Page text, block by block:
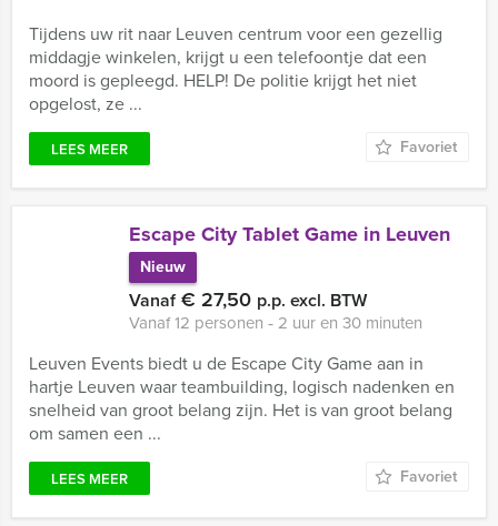
Tijdens uw rit naar Leuven centrum voor een gezellig
middagje winkelen, krijgt u een telefoontje dat een
moord is gepleegd. HELP! De politie krijgt het niet
opgelost, ze ...
LEES MEER Favoriet
Escape City Tablet Game in Leuven
Nieuw
Vanaf€ 27,50 p.p. excl. BTW
Vanaf 12 personen ‐ 2 uur en 30 minuten
Leuven Events biedt u de Escape City Game aan in
hartje Leuven waar teambuilding, logisch nadenken en
snelheid van groot belang zijn. Het is van groot belang
om samen een ...
LEES MEER Favoriet